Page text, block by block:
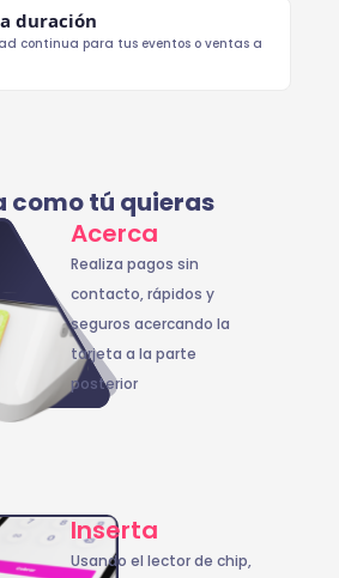
duración
continua para tus eventos o ventas a
como tú quieras
Acerca
Realiza pagos sin
contacto, rápidos y
seguros acercando la
tarjeta a la parte
posterior
Inserta
Usando el lector de chip,